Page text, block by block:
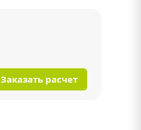
Заказать расчет